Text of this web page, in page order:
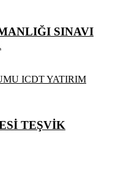
SINAVI
TEŞVİK